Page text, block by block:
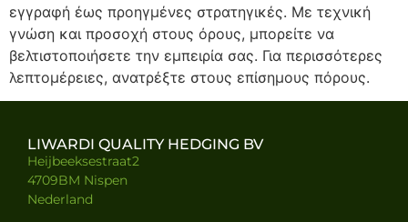
εγγραφή έως προηγμένες στρατηγικές. Με τεχνική
γνώση και προσοχή στους όρους, μπορείτε να
βελτιστοποιήσετε την εμπειρία σας. Για περισσότερες
λεπτομέρειες, ανατρέξτε στους επίσημους πόρους.
LIWARDI QUALITY HEDGING BV
Heijbeeksestraat2
4709BM Nispen
Nederland